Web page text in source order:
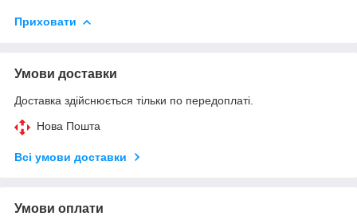
Приховати
Умови доставки
Доставка здійснюється тільки по передоплаті.
Нова Пошта
Всі умови доставки
Умови оплати